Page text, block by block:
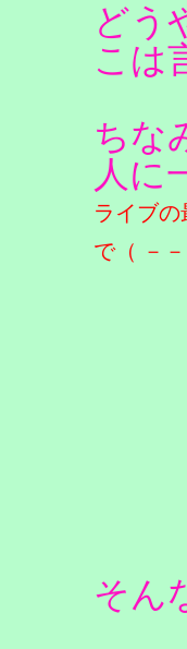
どう
こは
ちな
人に
ライブ
で（ －
そん